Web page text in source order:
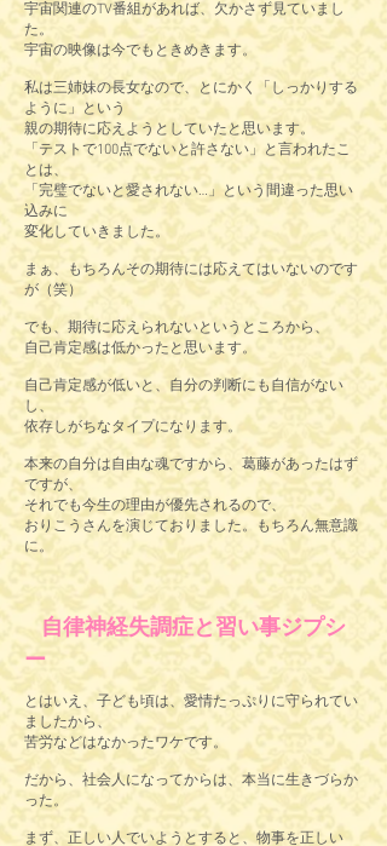
宇宙関連のTV番組があれば、欠かさず見ていまし
た。
宇宙の映像は今でもときめきます。
私は三姉妹の長女なので、とにかく「しっかりする
ように」という
親の期待に応えようとしていたと思います。
「テストで100点でないと許さない」と言われたこ
とは、
「完璧でないと愛されない…」という間違った思い
込みに
変化していきました。
まぁ、もちろんその期待には応えてはいないのです
が（笑）
でも、期待に応えられないというところから、
自己肯定感は低かったと思います。
自己肯定感が低いと、自分の判断にも自信がない
し、
依存しがちなタイプになります。
本来の自分は自由な魂ですから、葛藤があったはず
ですが、
それでも今生の理由が優先されるので、
おりこうさんを演じておりました。もちろん無意識
に。
自律神経失調症と習い事ジプシ
ー
とはいえ、子ども頃は、愛情たっぷりに守られてい
ましたから、
苦労などはなかったワケです。
だから、社会人になってからは、本当に生きづらか
った。
まず、正しい人でいようとすると、物事を正しい